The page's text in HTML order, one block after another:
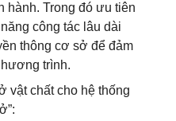
hành. Trong đó ưu tiên
công tác lâu dài
thông cơ sở để đảm
trình.
vật chất cho hệ thống